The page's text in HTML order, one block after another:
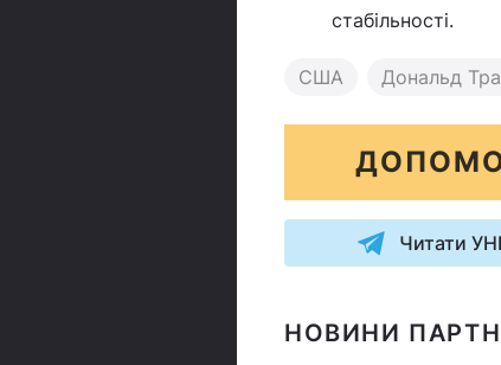
стабільності.
США Дональд
Читати
НОВИНИ